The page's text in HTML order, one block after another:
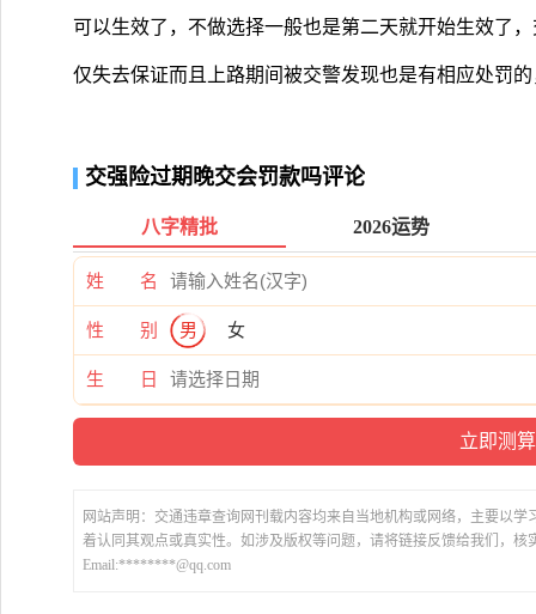
可以生效了，不做选择一般也是第二天就开始生效了
仅失去保证而且上路期间被交警发现也是有相应处罚
交强险过期晚交会罚款吗评论
八字精批 2026运势
姓 名
性 别 男 女
生 日
网站声明：交通违章查询网刊载内容均来自当地机构或网络，主要以
着认同其观点或真实性。如涉及版权等问题，请将链接反馈给我们，核
Email:********@qq.com